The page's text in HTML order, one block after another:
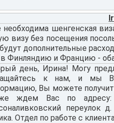
шенгенская
визу без посещения
дополнительные
Финляндию и Францию -
день, Ирина! Могу
к нам, и мы
Вы можете
ждем Вас по адресу:
переулок
Отдел по работе с